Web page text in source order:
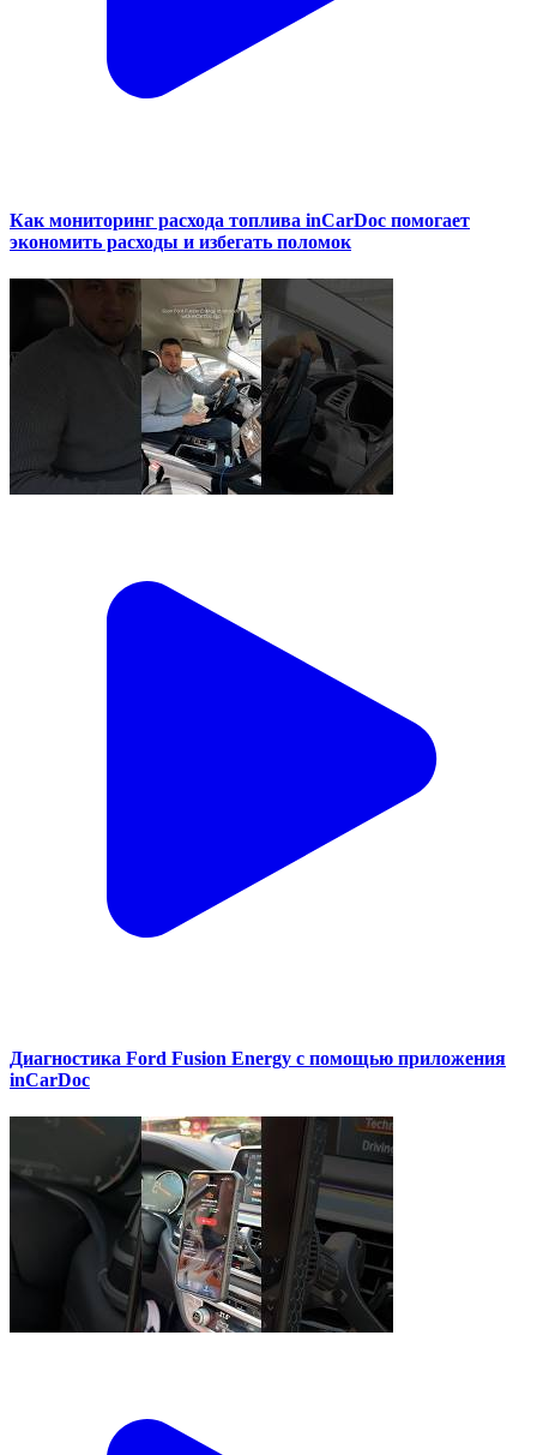
Как мониторинг расхода топлива inCarDoc помогает
экономить расходы и избегать поломок
Диагностика Ford Fusion Energy с помощью приложения
inCarDoc